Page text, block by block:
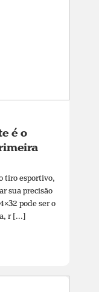
é o
tiro esportivo,
sua precisão
pode ser o
r [...]